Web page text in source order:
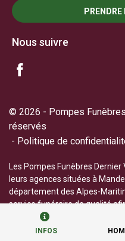
INFOS
Nous suivre
© 2026 - Pompes
réservés
Politique de
Les Pompes Funèbres
leurs agences situées à
département des Alpes-
service funéraire de qualité
processus du deuil.